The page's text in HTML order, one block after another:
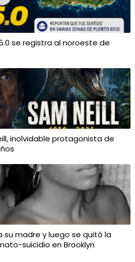
se registra al noroeste de
inolvidable protagonista de
madre y luego se quitó la
suicidio en Brooklyn